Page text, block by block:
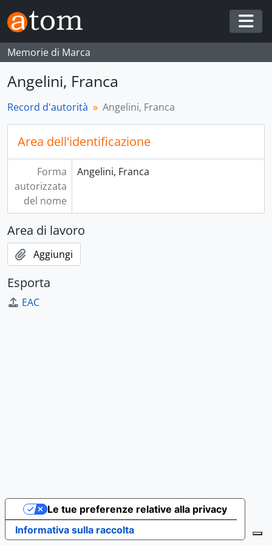
Skip to main content
Memorie di Marca
Angelini, Franca
Record d'autorità Angelini, Franca
Area dell'identificazione
Forma
autorizzata
del nome
Angelini, Franca
Area di lavoro
Aggiungi
Esporta
EAC
Informativa sulla raccolta
Le tue preferenze relative alla privacy